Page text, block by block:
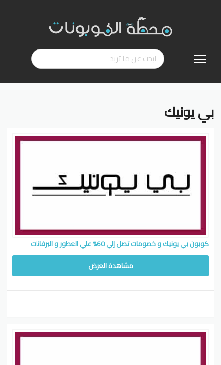
إلى
بي يونيك
كوبون بي يونيك و خصومات تصل إلي 60% علي العطور و البرفانات
مشاهدة العرض